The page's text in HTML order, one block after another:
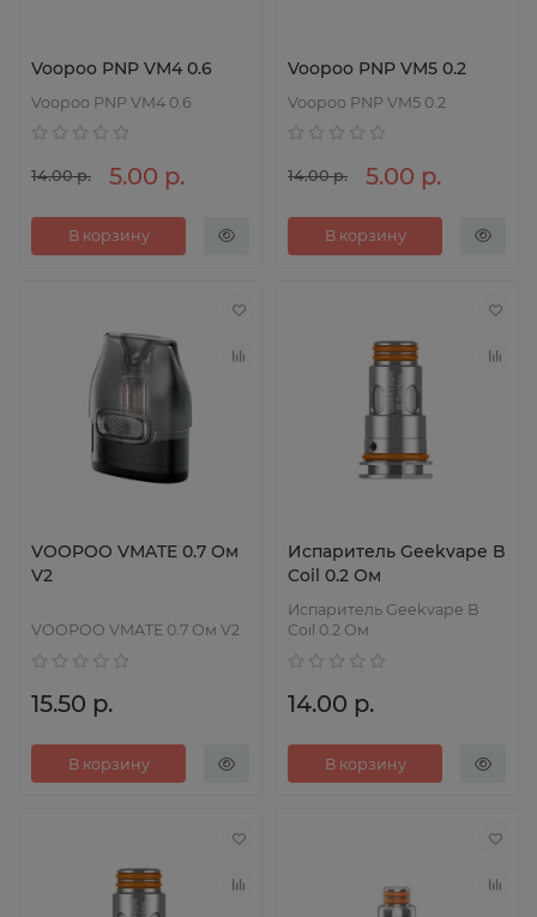
Voopoo PNP VM4 0.6
Voopoo PNP VM4 0.6
14.00 р. 5.00 р.
В корзину
Voopoo PNP VM5 0.2
Voopoo PNP VM5 0.2
14.00 р. 5.00 р.
В корзину
VOOPOO VMATE 0.7 Ом
V2
VOOPOO VMATE 0.7 Ом V2
15.50 р.
В корзину
Испаритель Geekvape B
Coil 0.2 Ом
Испаритель Geekvape B
Coil 0.2 Ом
14.00 р.
В корзину